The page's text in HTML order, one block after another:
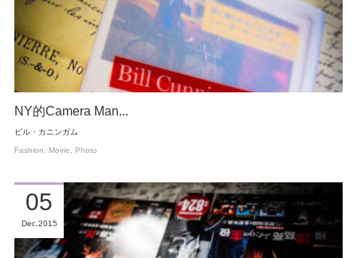
NY的Camera Man...
ビル・カニンガム
Fashion Movie Photo
05
Dec 2015